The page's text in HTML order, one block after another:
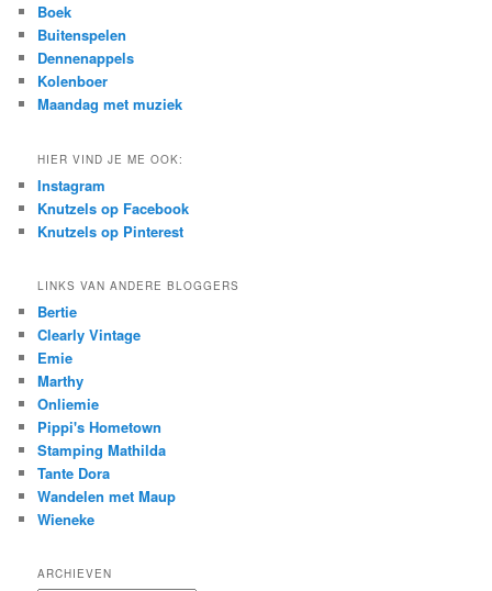
h
Boek
Buitenspelen
Dennenappels
Kolenboer
Maandag met muziek
HIER VIND JE ME OOK:
Instagram
Knutzels op Facebook
Knutzels op Pinterest
LINKS VAN ANDERE BLOGGERS
Bertie
Clearly Vintage
Emie
Marthy
Onliemie
Pippi's Hometown
Stamping Mathilda
Tante Dora
Wandelen met Maup
Wieneke
ARCHIEVEN